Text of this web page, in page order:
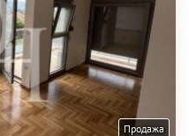
Продажа